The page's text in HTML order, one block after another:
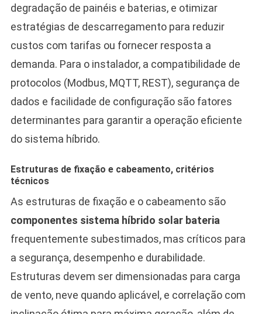
degradação de painéis e baterias, e otimizar
estratégias de descarregamento para reduzir
custos com tarifas ou fornecer resposta a
demanda. Para o instalador, a compatibilidade de
protocolos (Modbus, MQTT, REST), segurança de
dados e facilidade de configuração são fatores
determinantes para garantir a operação eficiente
do sistema híbrido.
Estruturas de fixação e cabeamento, critérios
técnicos
As estruturas de fixação e o cabeamento são
componentes sistema híbrido solar bateria
frequentemente subestimados, mas críticos para
a segurança, desempenho e durabilidade.
Estruturas devem ser dimensionadas para carga
de vento, neve quando aplicável, e correlação com